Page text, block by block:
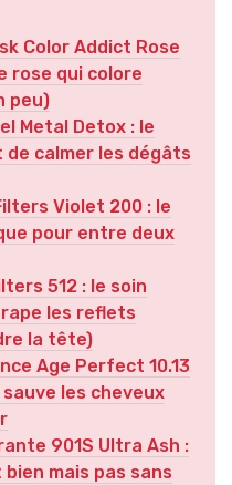
Color Addict Rose
rose qui colore
peu)
Metal Detox : le
de calmer les dégâts
Violet 200 : le
pour entre deux
512 : le soin
les reflets
la tête)
Age Perfect 10.13
les cheveux
901S Ultra Ash :
mais pas sans